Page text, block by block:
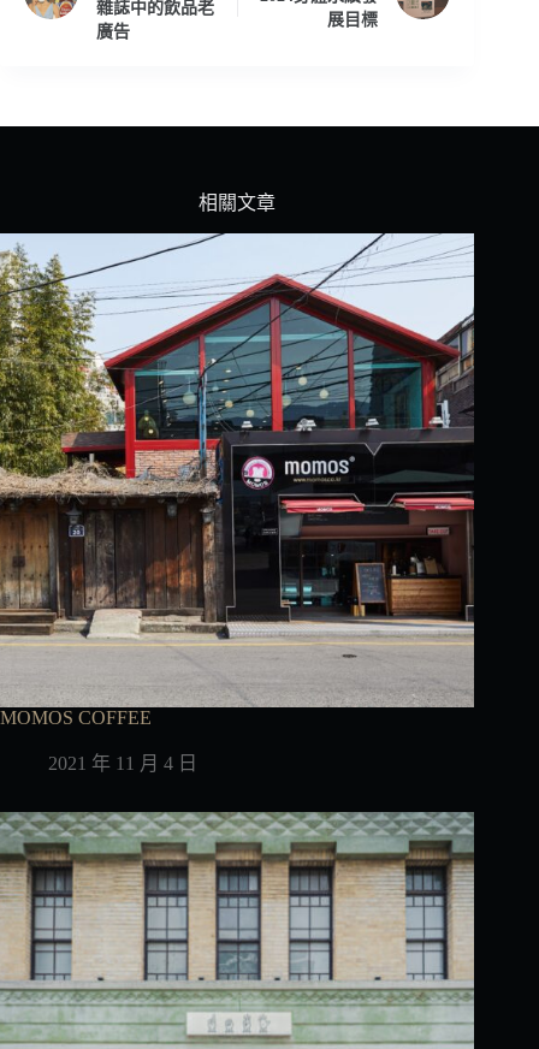
雜誌中的飲品老
廣告
展目標
相關文章
MOMOS COFFEE
2021 年 11 月 4 日